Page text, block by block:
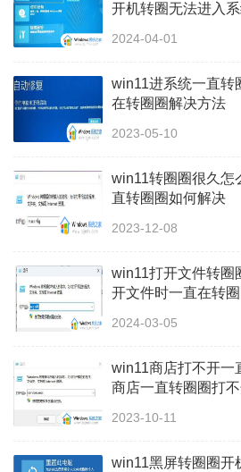
开机转圈无法进入
2024-04-01
win11进系统一直转
在转圈圈解决方法
2023-05-10
win11转圈圈很久怎
直转圈圈如何解决
2023-12-08
win11打开文件转圈
开文件时一直在转
2024-03-05
win11商店打不开一
商店一直转圈圈打
2023-10-11
win11黑屏转圈圈开